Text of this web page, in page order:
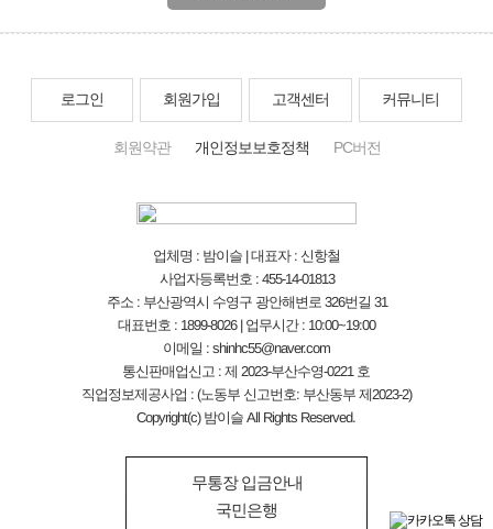
로그인 회원가입 고객센터 커뮤니티
회원약관 개인정보보호정책 PC버전
업체명 : 밤이슬 | 대표자 : 신항철
사업자등록번호 : 455-14-01813
주소 : 부산광역시 수영구 광안해변로 326번길 31
대표번호 : 1899-8026 | 업무시간 : 10:00~19:00
이메일 : shinhc55@naver.com
통신판매업신고 : 제 2023-부산수영-0221 호
직업정보제공사업 : (노동부 신고번호: 부산동부 제2023-2)
Copyright(c) 밤이슬 All Rights Reserved.
무통장 입금안내
국민은행